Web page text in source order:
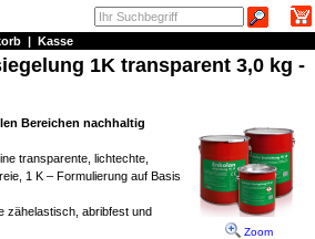
| Kasse
1K transparent 3,0 kg -
Zoom
Bereichen nachhaltig
transparente, lichtechte,
1 K – Formulierung auf Basis
zähelastisch, abribfest und